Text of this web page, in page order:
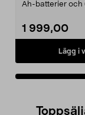
Ah-batterier och
1 999,00
Lägg i